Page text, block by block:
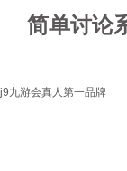
简单讨论
j9九游会真人第一品牌